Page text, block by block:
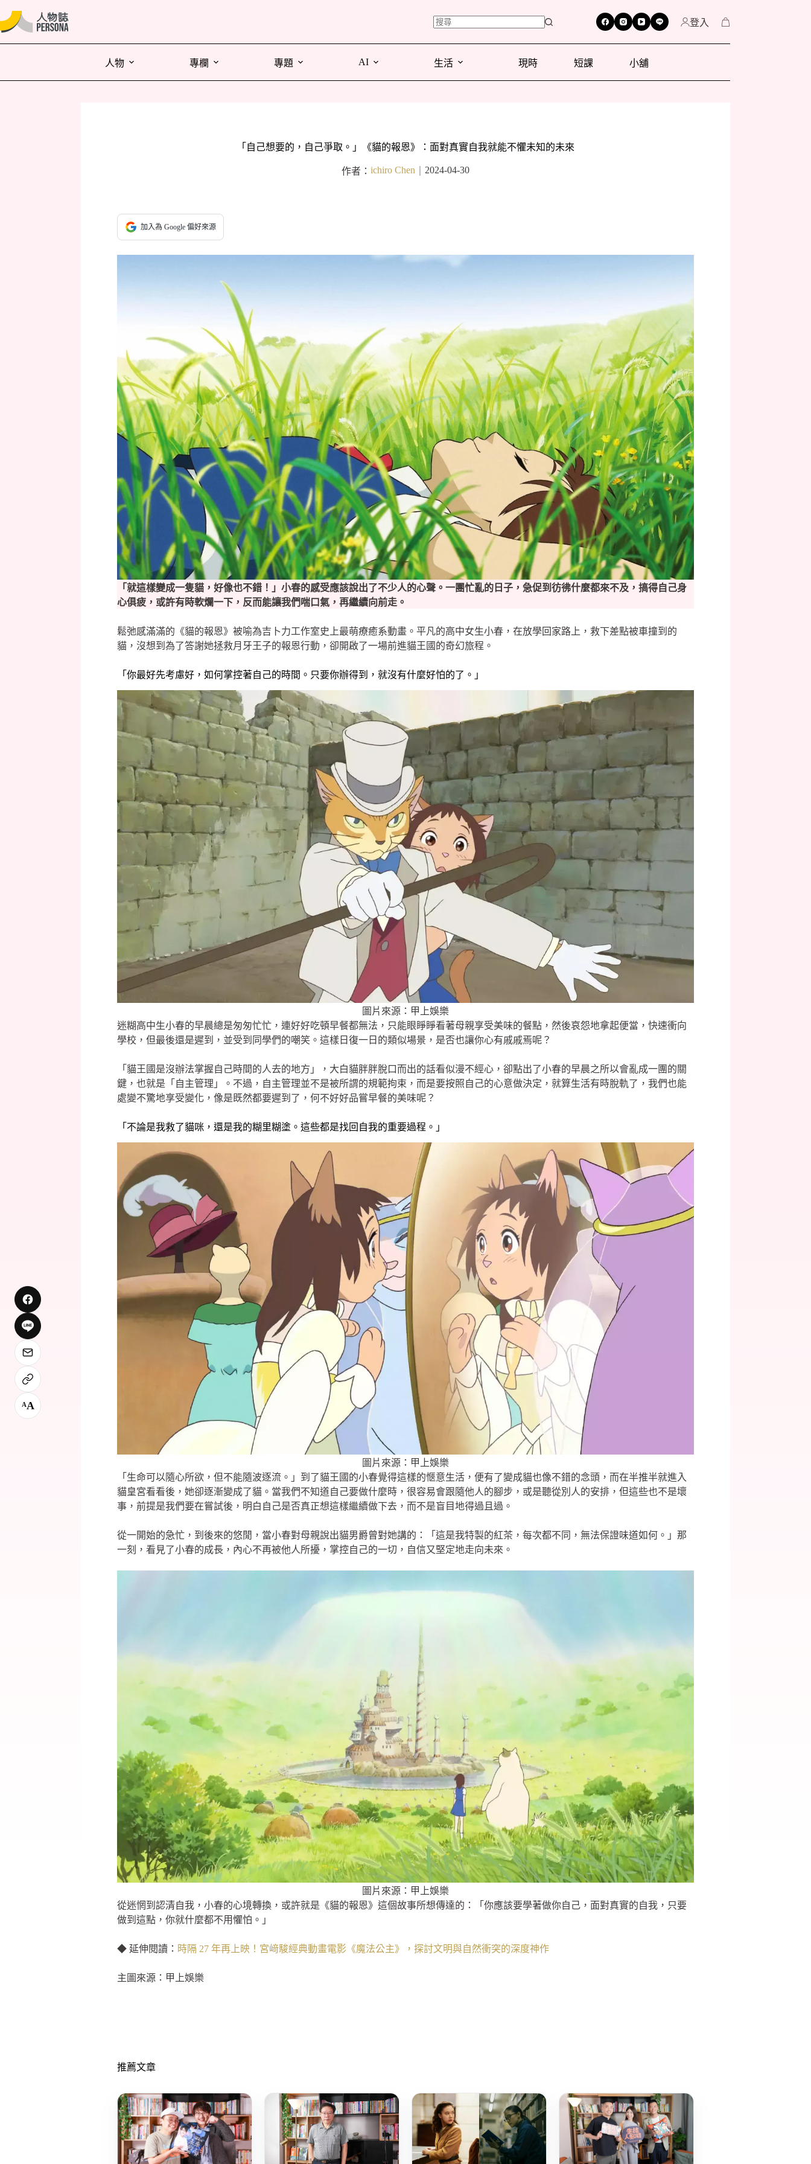
登入
人物 專欄 專題 AI 生活 現時 短課 小舖
「自己想要的，自己爭取。」《貓的報恩》：面對真實自我就能不懼未知的未來
作者： ichiro Chen 2024-04-30
加入為 Google 偏好來源
「就這樣變成一隻貓，好像也不錯！」小春的感受應該說出了不少人的心聲。一團忙亂的日子，急促到彷彿什麼都來不及，搞得自己身
心俱疲，或許有時軟爛一下，反而能讓我們喘口氣，再繼續向前走。
鬆弛感滿滿的《貓的報恩》被喻為吉卜力工作室史上最萌療癒系動畫。平凡的高中女生小春，在放學回家路上，救下差點被車撞到的
貓，沒想到為了答謝她拯救月牙王子的報恩行動，卻開啟了一場前進貓王國的奇幻旅程。
「你最好先考慮好，如何掌控著自己的時間。只要你辦得到，就沒有什麼好怕的了。」
圖片來源：甲上娛樂
迷糊高中生小春的早晨總是匆匆忙忙，連好好吃頓早餐都無法，只能眼睜睜看著母親享受美味的餐點，然後哀怨地拿起便當，快速衝向
學校，但最後還是遲到，並受到同學們的嘲笑。這樣日復一日的類似場景，是否也讓你心有戚戚焉呢？
「貓王國是沒辦法掌握自己時間的人去的地方」，大白貓胖胖脫口而出的話看似漫不經心，卻點出了小春的早晨之所以會亂成一團的關
鍵，也就是「自主管理」。不過，自主管理並不是被所謂的規範拘束，而是要按照自己的心意做決定，就算生活有時脫軌了，我們也能
處變不驚地享受變化，像是既然都要遲到了，何不好好品嘗早餐的美味呢？
「不論是我救了貓咪，還是我的糊里糊塗。這些都是找回自我的重要過程。」
圖片來源：甲上娛樂
「生命可以隨心所欲，但不能隨波逐流。」到了貓王國的小春覺得這樣的愜意生活，便有了變成貓也像不錯的念頭，而在半推半就進入
貓皇宮看看後，她卻逐漸變成了貓。當我們不知道自己要做什麼時，很容易會跟隨他人的腳步，或是聽從別人的安排，但這些也不是壞
事，前提是我們要在嘗試後，明白自己是否真正想這樣繼續做下去，而不是盲目地得過且過。
從一開始的急忙，到後來的悠閒，當小春對母親說出貓男爵曾對她講的：「這是我特製的紅茶，每次都不同，無法保證味道如何。」那
一刻，看見了小春的成長，內心不再被他人所擾，掌控自己的一切，自信又堅定地走向未來。
圖片來源：甲上娛樂
從迷惘到認清自我，小春的心境轉換，或許就是《貓的報恩》這個故事所想傳達的：「你應該要學著做你自己，面對真實的自我，只要
做到這點，你就什麼都不用懼怕。」
◆ 延伸閱讀： 時隔 27 年再上映！宮﨑駿經典動畫電影《魔法公主》，探討文明與自然衝突的深度神作
主圖來源：甲上娛樂
推薦文章
AA